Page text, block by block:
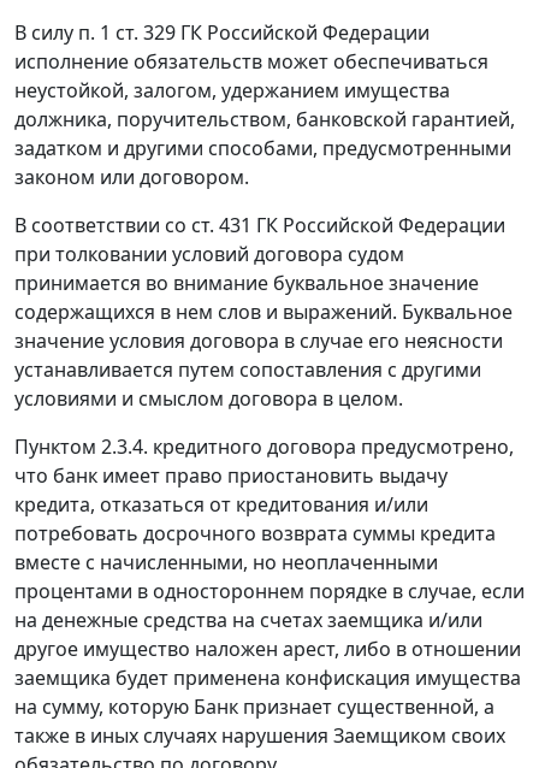
В силу п. 1 ст. 329 ГК Российской Федерации
исполнение обязательств может обеспечиваться
неустойкой, залогом, удержанием имущества
должника, поручительством, банковской гарантией,
задатком и другими способами, предусмотренными
законом или договором.
В соответствии со ст. 431 ГК Российской Федерации
при толковании условий договора судом
принимается во внимание буквальное значение
содержащихся в нем слов и выражений. Буквальное
значение условия договора в случае его неясности
устанавливается путем сопоставления с другими
условиями и смыслом договора в целом.
Пунктом 2.3.4. кредитного договора предусмотрено,
что банк имеет право приостановить выдачу
кредита, отказаться от кредитования и/или
потребовать досрочного возврата суммы кредита
вместе с начисленными, но неоплаченными
процентами в одностороннем порядке в случае, если
на денежные средства на счетах заемщика и/или
другое имущество наложен арест, либо в отношении
заемщика будет применена конфискация имущества
на сумму, которую Банк признает существенной, а
также в иных случаях нарушения Заемщиком своих